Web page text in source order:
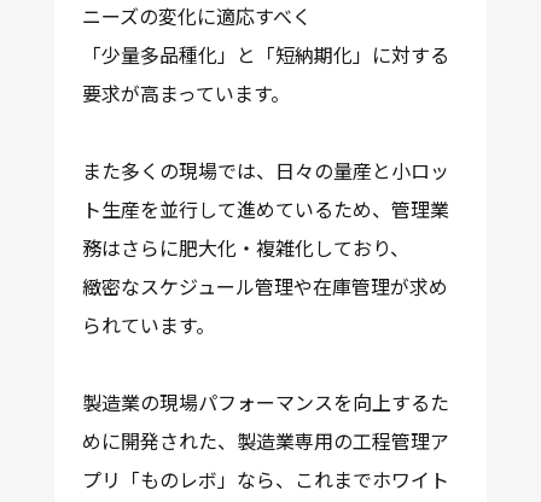
ニーズの変化に適応すべく
「少量多品種化」と「短納期化」 に対する
要求が高まっています。
また多くの現場では、日々の量産と小ロッ
ト生産を並行して進めているため、管理業
務はさらに肥大化・複雑化しており、
緻密なスケジュール管理や在庫管理が求め
られています。
製造業の現場パフォーマンスを向上するた
めに開発された、製造業専用の工程管理ア
プリ「ものレボ」なら、これまでホワイト